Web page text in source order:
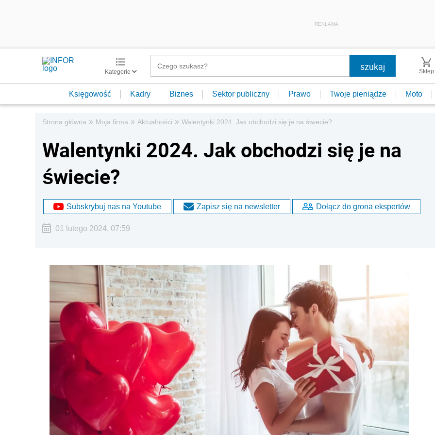
REKLAMA
Kategorie Sklep
Księgowość Kadry Biznes Sektor publiczny Prawo Twoje pieniądze Moto
Strona główna » Moja firma » Aktualności » Walentynki 2024. Jak obchodzi się je na świecie?
Walentynki 2024. Jak obchodzi się je na
świecie?
Subskrybuj nas na Youtube Zapisz się na newsletter Dołącz do grona ekspertów
01 lutego 2024, 07:59